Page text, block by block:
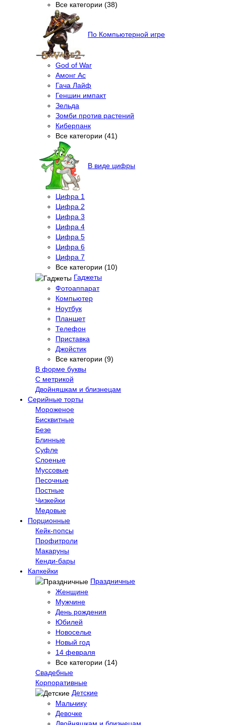
Все категории (38)
По Компьютерной игре
God of War
Амонг Ас
Гача Лайф
Геншин импакт
Зельда
Зомби против растений
Киберпанк
Все категории (41)
В виде цифры
Цифра 1
Цифра 2
Цифра 3
Цифра 4
Цифра 5
Цифра 6
Цифра 7
Все категории (10)
Гаджеты
Фотоаппарат
Компьютер
Ноутбук
Планшет
Телефон
Приставка
Джойстик
Все категории (9)
В форме буквы
С метрикой
Двойняшкам и близнецам
Серийные торты
Мороженое
Бисквитные
Безе
Блинные
Суфле
Слоеные
Муссовые
Песочные
Постные
Чизкейки
Медовые
Порционные
Кейк-попсы
Профитроли
Макаруны
Кенди-бары
Капкейки
Праздничные
Женщине
Мужчине
День рождения
Юбилей
Новоселье
Новый год
14 февраля
Все категории (14)
Свадебные
Корпоративные
Детские
Мальчику
Девочке